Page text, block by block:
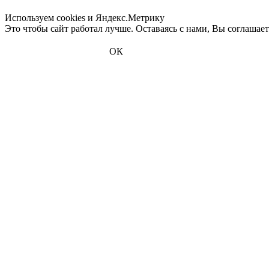
Используем cookies и Яндекс.Метрику
Это чтобы сайт работал лучше. Оставаясь с нами, Вы
ОК